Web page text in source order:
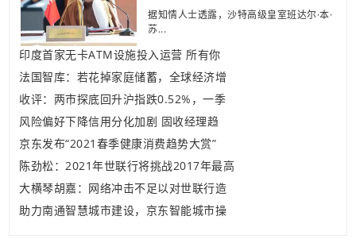
据知情人士透露，沙特高级皇室班达尔·本·
苏...
印度首家无卡ATM设施投入运营 所有你
法国智库：若花掉家庭储蓄，全球经济增
收评：两市探底回升沪指跌0.52%，一季
风险偏好下降信用分化加剧 固收经理趋
京东发布“2021春季健康消费趋势大赏”
陈劲松：2021年世联行将挑战2017年最高
大横琴胡嘉：网络冲击不足以对世联行造
助力南通智慧城市建设，京东智能城市操